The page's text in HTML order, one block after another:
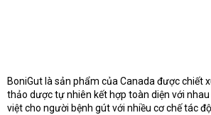
BoniGut là sản phẩm của Canada được chiết
thảo dược tự nhiên kết hợp toàn diện với
việt cho người bệnh gút với nhiều cơ chế tác